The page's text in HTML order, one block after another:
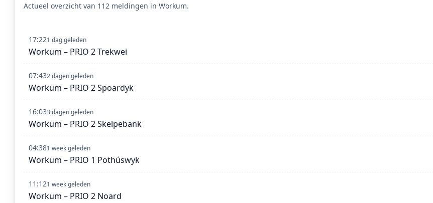
Actueel overzicht van 112 meldingen in Workum.
17:221 dag geleden
Workum – PRIO 2 Trekwei
07:432 dagen geleden
Workum – PRIO 2 Spoardyk
16:033 dagen geleden
Workum – PRIO 2 Skelpebank
04:381 week geleden
Workum – PRIO 1 Pothúswyk
11:121 week geleden
Workum – PRIO 2 Noard